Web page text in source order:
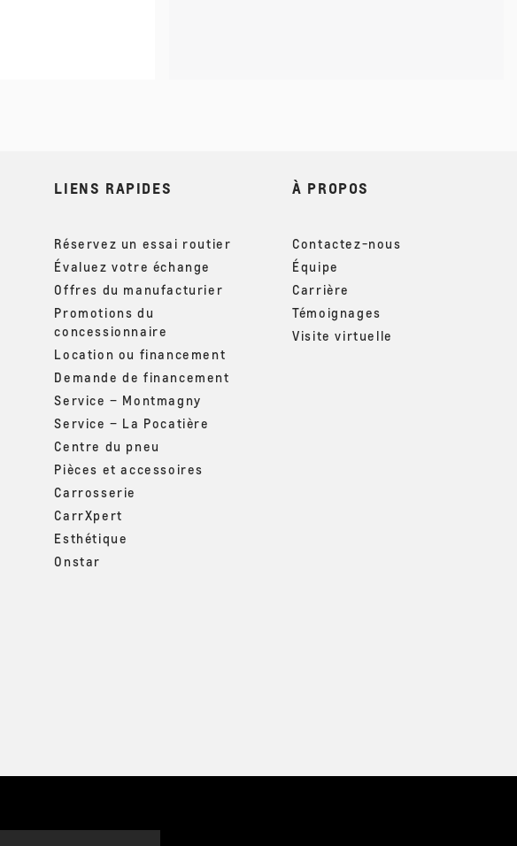
LIENS RAPIDES
Réservez un essai routier
Évaluez votre échange
Offres du manufacturier
Promotions du
concessionnaire
Location ou financement
Demande de financement
Service – Montmagny
Service – La Pocatière
Centre du pneu
Pièces et accessoires
Carrosserie
CarrXpert
Esthétique
Onstar
À PROPOS
Contactez-nous
Équipe
Carrière
Témoignages
Visite virtuelle